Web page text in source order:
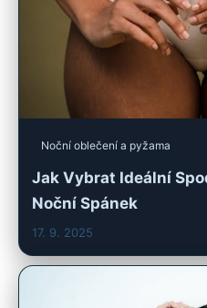
Noční oblečení a pyžama
Jak Vybrat Ideální
Noční Spánek
17. 9. 2025